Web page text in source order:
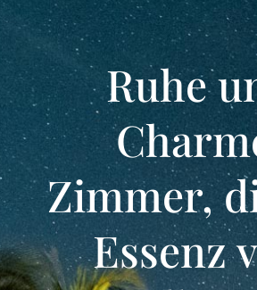
Ruhe
Zimmer,
Essenz